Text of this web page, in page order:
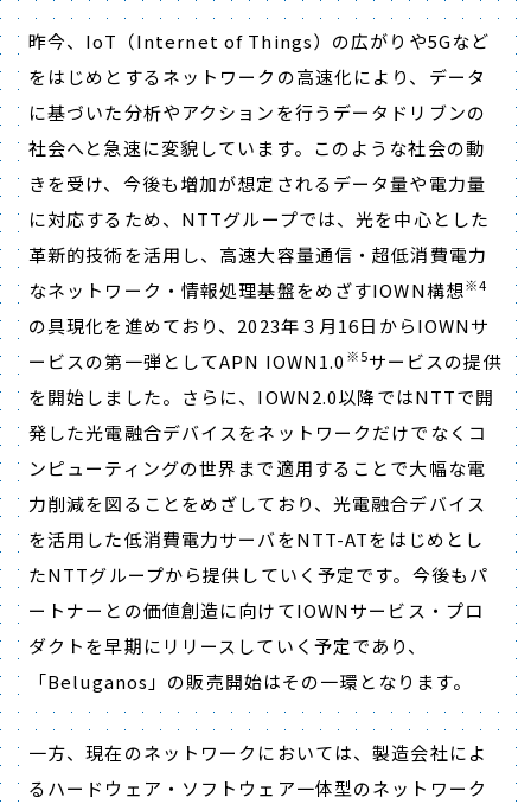
昨今、IoT（Internet of Things）の広がりや5Gなど
をはじめとするネットワークの高速化により、データ
に基づいた分析やアクションを行うデータドリブンの
社会へと急速に変貌しています。このような社会の動
きを受け、今後も増加が想定されるデータ量や電力量
に対応するため、NTTグループでは、光を中心とした
革新的技術を活用し、高速大容量通信・超低消費電力
なネットワーク・情報処理基盤をめざすIOWN構想※4
の具現化を進めており、2023年３月16日からIOWNサ
ービスの第一弾としてAPN IOWN1.0 ※5サービスの提供
を開始しました。さらに、IOWN2.0以降ではNTTで開
発した光電融合デバイスをネットワークだけでなくコ
ンピューティングの世界まで適用することで大幅な電
力削減を図ることをめざしており、光電融合デバイス
を活用した低消費電力サーバをNTT-ATをはじめとし
たNTTグループから提供していく予定です。今後もパ
ートナーとの価値創造に向けてIOWNサービス・プロ
ダクトを早期にリリースしていく予定であり、
「Beluganos」の販売開始はその一環となります。
一方、現在のネットワークにおいては、製造会社によ
るハードウェア・ソフトウェア一体型のネットワーク